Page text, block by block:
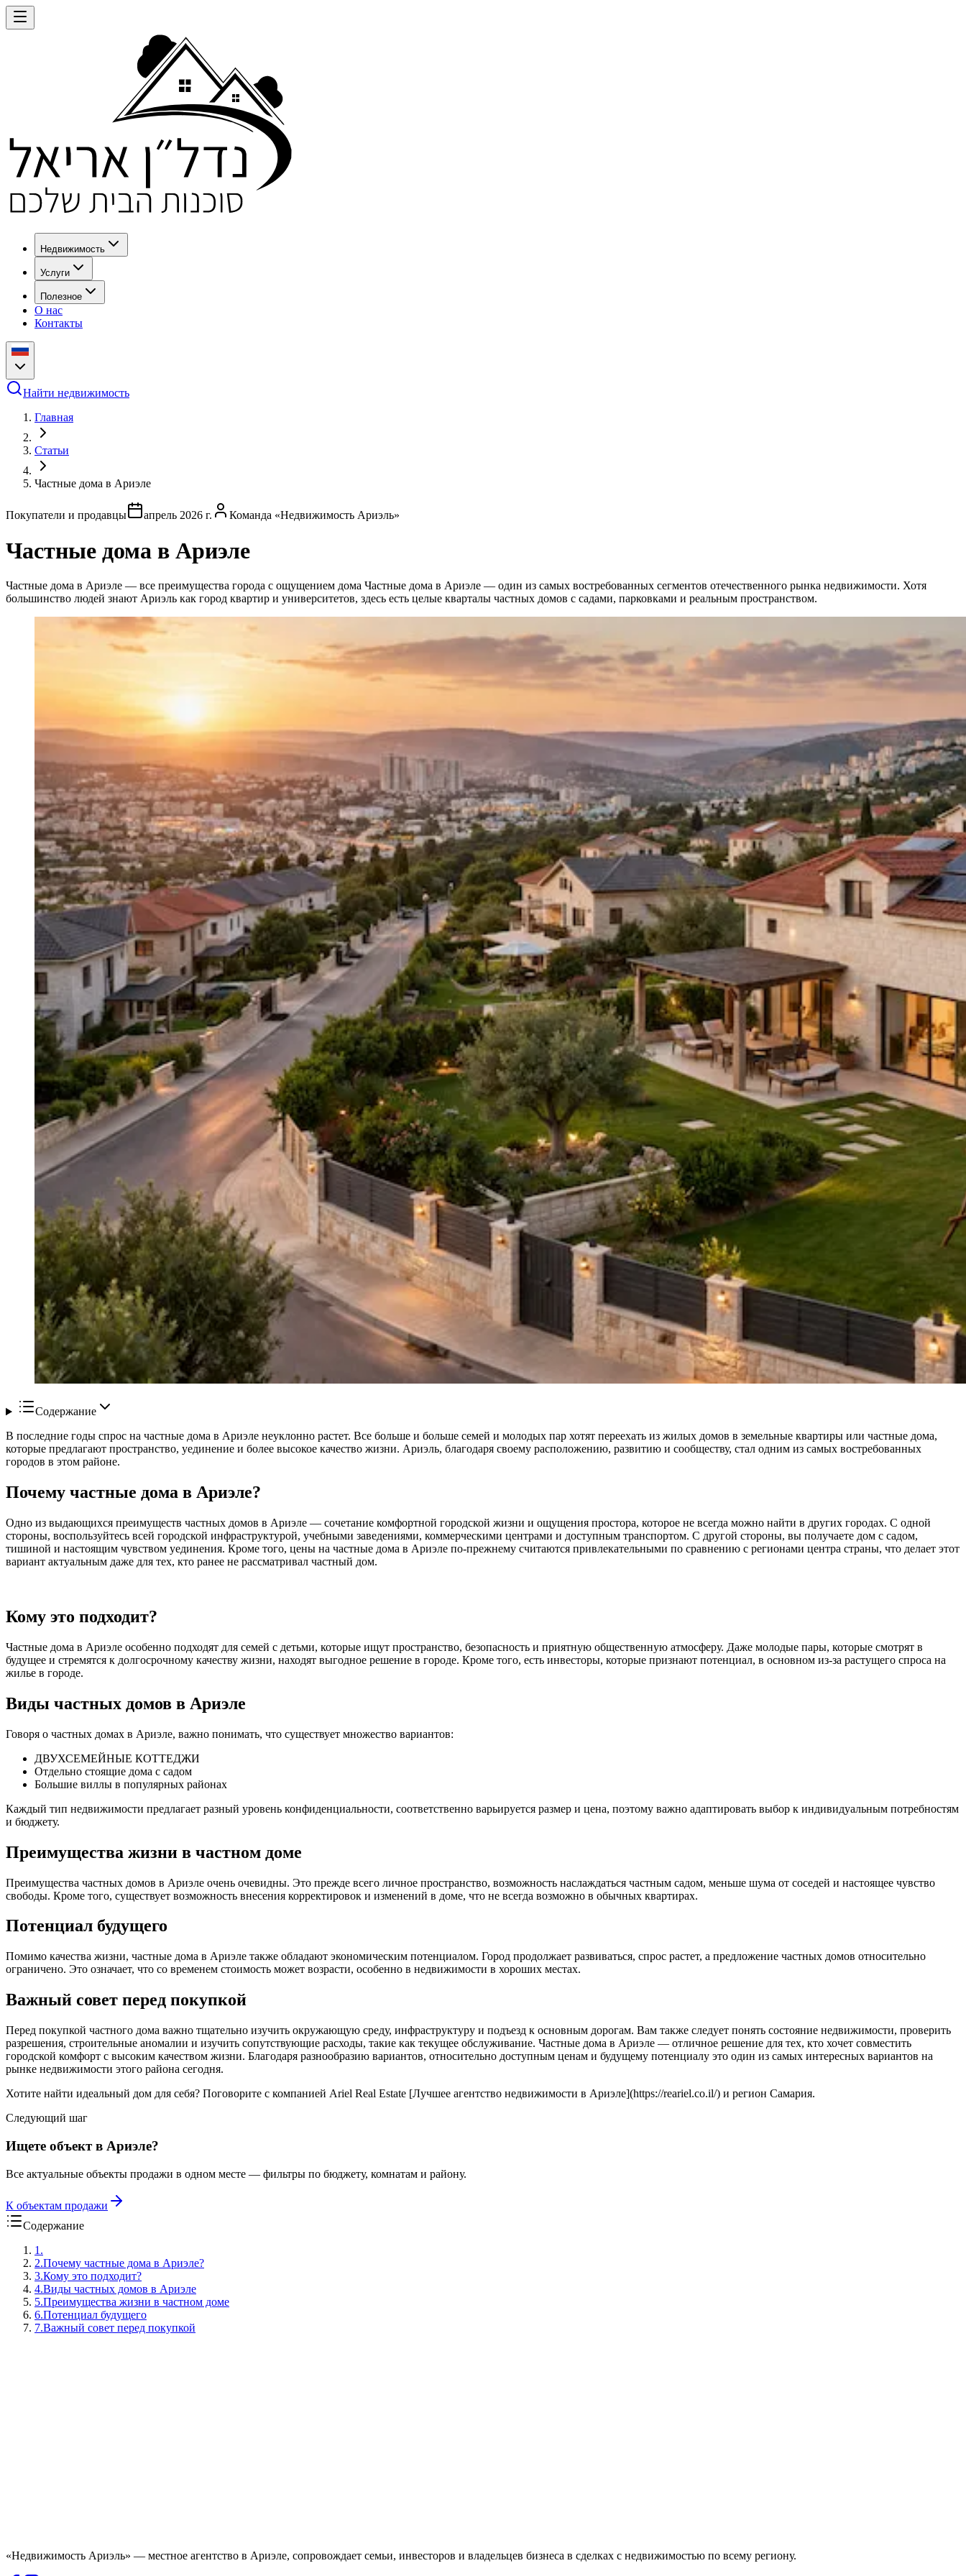
Недвижимость
Услуги
Полезное
О нас
Контакты
Найти недвижимость
Главная
Статьи
Частные дома в Ариэле
Покупатели и продавцы апрель 2026 г. Команда «Недвижимость Ариэль»
Частные дома в Ариэле
Частные дома в Ариэле — все преимущества города с ощущением дома Частные дома в Ариэле — один из самых востребованных сегментов отечественного рынка недвижимости. Хотя
большинство людей знают Ариэль как город квартир и университетов, здесь есть целые кварталы частных домов с садами, парковками и реальным пространством.
Содержание
В последние годы спрос на частные дома в Ариэле неуклонно растет. Все больше и больше семей и молодых пар хотят переехать из жилых домов в земельные квартиры или частные дома,
которые предлагают пространство, уединение и более высокое качество жизни. Ариэль, благодаря своему расположению, развитию и сообществу, стал одним из самых востребованных
городов в этом районе.
Почему частные дома в Ариэле?
Одно из выдающихся преимуществ частных домов в Ариэле — сочетание комфортной городской жизни и ощущения простора, которое не всегда можно найти в других городах. С одной
стороны, воспользуйтесь всей городской инфраструктурой, учебными заведениями, коммерческими центрами и доступным транспортом. С другой стороны, вы получаете дом с садом,
тишиной и настоящим чувством уединения. Кроме того, цены на частные дома в Ариэле по-прежнему считаются привлекательными по сравнению с регионами центра страны, что делает этот
вариант актуальным даже для тех, кто ранее не рассматривал частный дом.
Кому это подходит?
Частные дома в Ариэле особенно подходят для семей с детьми, которые ищут пространство, безопасность и приятную общественную атмосферу. Даже молодые пары, которые смотрят в
будущее и стремятся к долгосрочному качеству жизни, находят выгодное решение в городе. Кроме того, есть инвесторы, которые признают потенциал, в основном из-за растущего спроса на
жилье в городе.
Виды частных домов в Ариэле
Говоря о частных домах в Ариэле, важно понимать, что существует множество вариантов:
ДВУХСЕМЕЙНЫЕ КОТТЕДЖИ
Отдельно стоящие дома с садом
Большие виллы в популярных районах
Каждый тип недвижимости предлагает разный уровень конфиденциальности, соответственно варьируется размер и цена, поэтому важно адаптировать выбор к индивидуальным потребностям
и бюджету.
Преимущества жизни в частном доме
Преимущества частных домов в Ариэле очень очевидны. Это прежде всего личное пространство, возможность наслаждаться частным садом, меньше шума от соседей и настоящее чувство
свободы. Кроме того, существует возможность внесения корректировок и изменений в доме, что не всегда возможно в обычных квартирах.
Потенциал будущего
Помимо качества жизни, частные дома в Ариэле также обладают экономическим потенциалом. Город продолжает развиваться, спрос растет, а предложение частных домов относительно
ограничено. Это означает, что со временем стоимость может возрасти, особенно в недвижимости в хороших местах.
Важный совет перед покупкой
Перед покупкой частного дома важно тщательно изучить окружающую среду, инфраструктуру и подъезд к основным дорогам. Вам также следует понять состояние недвижимости, проверить
разрешения, строительные аномалии и изучить сопутствующие расходы, такие как текущее обслуживание. Частные дома в Ариэле — отличное решение для тех, кто хочет совместить
городской комфорт с высоким качеством жизни. Благодаря разнообразию вариантов, относительно доступным ценам и будущему потенциалу это один из самых интересных вариантов на
рынке недвижимости этого района сегодня.
Хотите найти идеальный дом для себя? Поговорите с компанией Ariel Real Estate [Лучшее агентство недвижимости в Ариэле](https://reariel.co.il/) и регион Самария.
Следующий шаг
Ищете объект в Ариэле?
Все актуальные объекты продажи в одном месте — фильтры по бюджету, комнатам и району.
К объектам продажи
Содержание
1 .
2.Почему частные дома в Ариэле?
3.Кому это подходит?
4.Виды частных домов в Ариэле
5.Преимущества жизни в частном доме
6.Потенциал будущего
7.Важный совет перед покупкой
«Недвижимость Ариэль» — местное агентство в Ариэле, сопровождает семьи, инвесторов и владельцев бизнеса в сделках с недвижимостью по всему региону.